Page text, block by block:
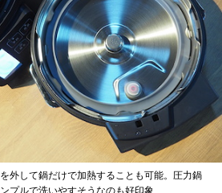
外して鍋だけで加熱することも可能。圧力鍋
プルで洗いやすそうなのも好印象